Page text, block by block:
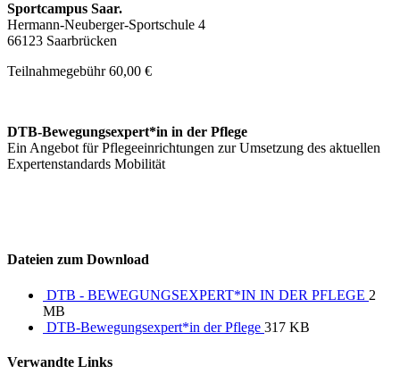
Sportcampus Saar.
Hermann-Neuberger-Sportschule 4
66123 Saarbrücken
Teilnahmegebühr60,00 €
DTB-Bewegungsexpert*in in der Pflege
Ein Angebot für Pflegeeinrichtungen zur Umsetzung des aktuellen
Expertenstandards Mobilität
Dateien zum Download
DTB - BEWEGUNGSEXPERT*IN IN DER PFLEGE 2
MB
DTB-Bewegungsexpert*in der Pflege 317 KB
Verwandte Links